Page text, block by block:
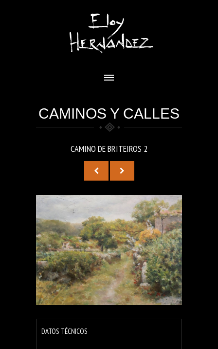
CAMINOS Y CALLES
CAMINO DE BRITEIROS 2
DATOS TÉCNICOS